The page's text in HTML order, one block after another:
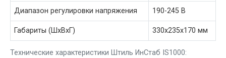
Технические характеристики Штиль ИнСтаб IS1000:
Диапазон регулировки напряжения 190-245 В
Габариты (ШхВхГ) 330x235x170 мм